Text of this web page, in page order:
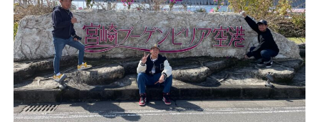
ブログ 貸渡約款 プライバシーポリシー
SNS